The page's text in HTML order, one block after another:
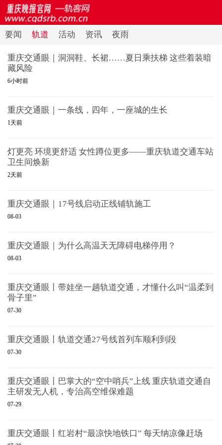
要闻 轨道 活动 资讯 夜雨
重庆交通眼｜洞洞鞋、长裙……夏日乘扶梯 这些着装暗
藏风险
6小时前
重庆交通眼｜一条线，四年，一座城的生长
1天前
灯更亮 环境更舒适 女性蹲位更多——重庆轨道交通车站
卫生间焕新
2天前
重庆交通眼｜17号线启动正线铺轨施工
08-03
重庆交通眼｜为什么高温天无障碍电梯停用？
08-03
重庆交通眼丨带娃坐一趟轨道交通，才懂什么叫“温柔到
骨子里”
07-30
重庆交通眼丨轨道交通27号线首列车顺利到段
07-30
重庆交通眼丨巴掌大的“空中哨兵”上线 重庆轨道交通自
主研发无人机，专治高空维保难题
07-29
重庆交通眼丨红岩村“最凉快地铁口” 每天纳凉像赶场